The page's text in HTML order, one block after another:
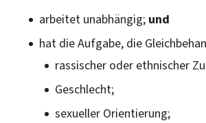
arbeitet unabhängig; und
hat die Aufgabe, die
rassischer oder ethnischer
Geschlecht;
sexueller Orientierung;